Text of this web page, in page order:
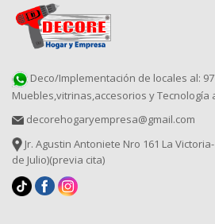
Deco/Implementación de locales al:
Muebles,vitrinas,accesorios y Tecnología
decorehogaryempresa@gmail.com
Jr. Agustin Antoniete Nro 161 La
de Julio)(previa cita)